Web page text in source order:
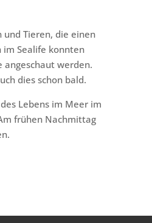
und Tieren, die einen
im Sealife konnten
angeschaut werden.
dies schon bald.
Lebens im Meer im
frühen Nachmittag